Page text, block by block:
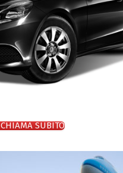
CHIAMA SUBITO